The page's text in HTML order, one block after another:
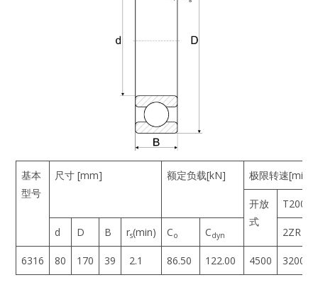
基本
型号
尺寸 [mm] 额定负载[kN] 极限转速[min
开放
式
T200
d D B rs(min) Co Cdyn 2ZR
6316 80 170 39 2.1 86.50 122.00 4500 3200